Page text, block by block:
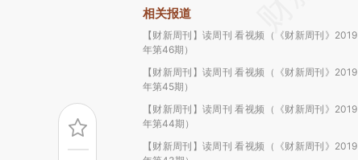
相关报道
【财新周刊】读周刊 看视频（《财新周刊》2019
年第46期）
【财新周刊】读周刊 看视频（《财新周刊》2019
年第45期）
【财新周刊】读周刊 看视频（《财新周刊》2019
年第44期）
【财新周刊】读周刊 看视频（《财新周刊》2019